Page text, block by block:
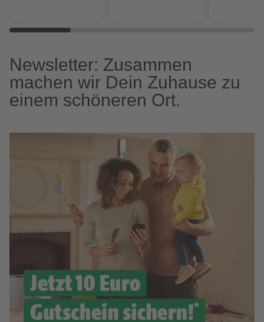
Newsletter: Zusammen
machen wir Dein Zuhause zu
einem schöneren Ort.